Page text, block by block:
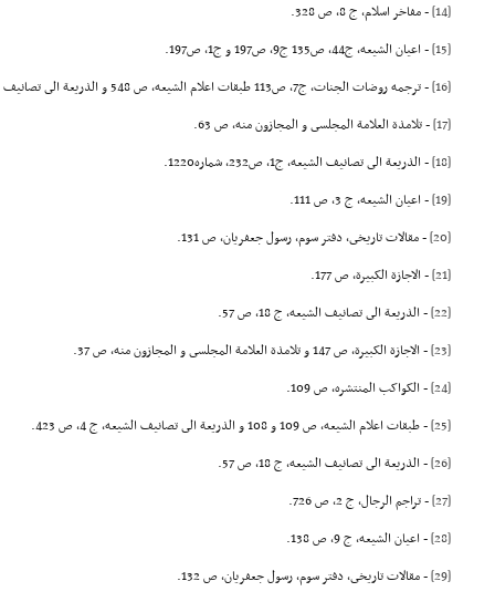
[14]
- مفاخر اسلام، ج 8، ص 328.
[15]
- اعیان الشیعه، ج44، ص135 ج9، ص197 و ج1، ص197.
[16]
- ترجمه روضات الجنات، ج7، ص113 طبقات اعلام الشیعه، ص 548 و الذریعة الى تصانیف الشیعه، ج18، ص56.
[17]
- تلامذة العلامة المجلسى و المجازون منه، ص 63.
[18]
- الذریعة الى تصانیف الشیعه، ج1، ص232، شماره1220.
[19]
- اعیان الشیعه، ج 3، ص 111.
[20]
- مقالات تاریخى، دفتر سوم، رسول جعفریان، ص 131.
[21]
- الاجازة الکبیرة، ص 177.
[22]
- الذریعة الى تصانیف الشیعه، ج 18، ص 57.
[23]
- الاجازة الکبیرة، ص 147 و تلامذة العلامة المجلسى و المجازون منه، ص 37.
[24]
- الکواکب المنتشره، ص 109.
[25]
- طبقات اعلام الشیعه، ص 109 و 108 و الذریعة الى تصانیف الشیعه، ج 4، ص 423.
[26]
- الذریعة الى تصانیف الشیعه، ج 18، ص 57.
[27]
- تراجم الرجال، ج 2، ص 726.
[28]
- اعیان الشیعه، ج 9، ص 138.
[29]
- مقالات تاریخى، دفتر سوم، رسول جعفریان، ص 132.